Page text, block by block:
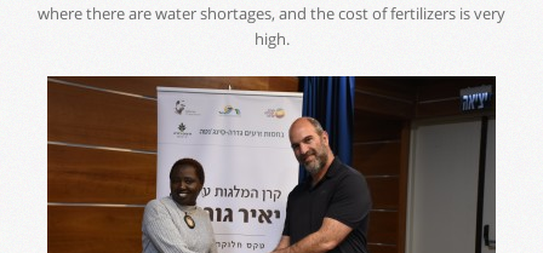
where there are water shortages, and the cost of fertilizers is very
high.